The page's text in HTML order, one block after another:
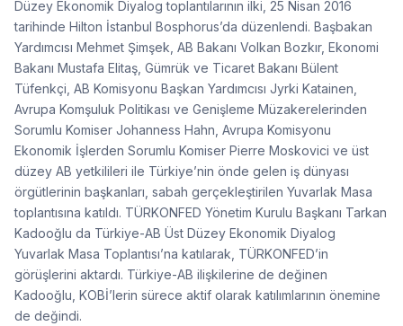
Düzey Ekonomik Diyalog toplantılarının ilki, 25 Nisan 2016
tarihinde Hilton İstanbul Bosphorus’da düzenlendi. Başbakan
Yardımcısı Mehmet Şimşek, AB Bakanı Volkan Bozkır, Ekonomi
Bakanı Mustafa Elitaş, Gümrük ve Ticaret Bakanı Bülent
Tüfenkçi, AB Komisyonu Başkan Yardımcısı Jyrki Katainen,
Avrupa Komşuluk Politikası ve Genişleme Müzakerelerinden
Sorumlu Komiser Johanness Hahn, Avrupa Komisyonu
Ekonomik İşlerden Sorumlu Komiser Pierre Moskovici ve üst
düzey AB yetkilileri ile Türkiye’nin önde gelen iş dünyası
örgütlerinin başkanları, sabah gerçekleştirilen Yuvarlak Masa
toplantısına katıldı. TÜRKONFED Yönetim Kurulu Başkanı Tarkan
Kadooğlu da Türkiye-AB Üst Düzey Ekonomik Diyalog
Yuvarlak Masa Toplantısı’na katılarak, TÜRKONFED’in
görüşlerini aktardı. Türkiye-AB ilişkilerine de değinen
Kadooğlu, KOBİ’lerin sürece aktif olarak katılımlarının önemine
de değindi.